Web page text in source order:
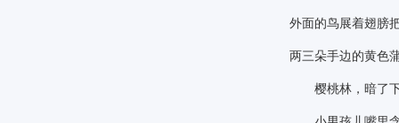
外面的鸟展着翅膀
两三朵手边的黄色
樱桃林，暗了下